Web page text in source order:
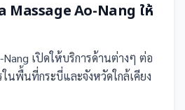
Massage Ao-Nang ให้
Nang เปิดให้บริการด้านต่างๆ ต่อ
นพื้นที่กระบี่และจังหวัดใกล้เคียง